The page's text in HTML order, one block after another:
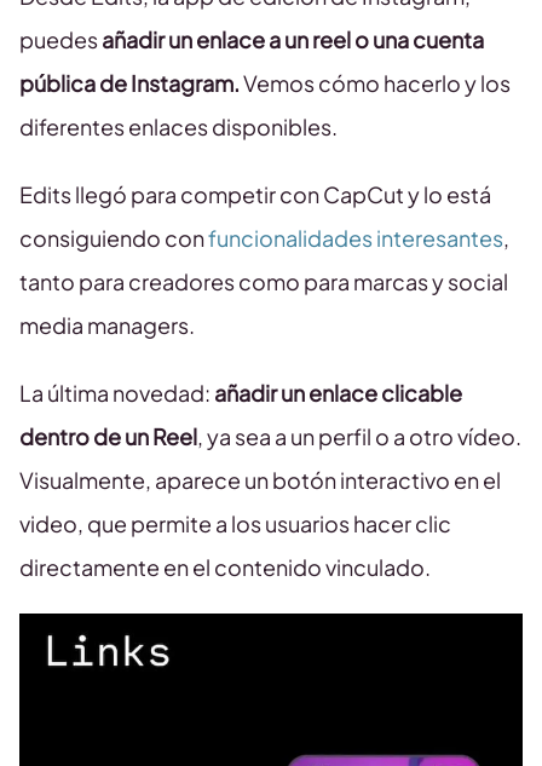
puedesañadir un enlace a un reel o una cuenta
pública de Instagram.Vemos cómo hacerlo y los
diferentes enlaces disponibles.
Edits llegó para competir con CapCut y lo está
consiguiendo confuncionalidades interesantes,
tanto para creadores como para marcas y social
media managers.
La última novedad: añadir un enlace clicable
dentro de un Reel, ya sea a un perfil o a otro vídeo.
Visualmente, aparece un botón interactivo en el
video, que permite a los usuarios hacer clic
directamente en el contenido vinculado.